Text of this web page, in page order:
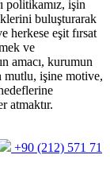
politikamız, işin
buluşturarak
herkese eşit fırsat
ve
amacı, kurumun
mutlu, işine motive,
atmaktır.
+90 (212) 571 71